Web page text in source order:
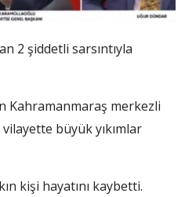
2 şiddetli sarsıntıyla
Kahramanmaraş merkezli
büyük yıkımlar
kişi hayatını kaybetti.